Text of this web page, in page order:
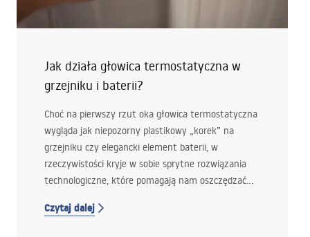
Jak działa głowica termostatyczna w
grzejniku i baterii?
Choć na pierwszy rzut oka głowica termostatyczna
wygląda jak niepozorny plastikowy „korek” na
grzejniku czy elegancki element baterii, w
rzeczywistości kryje w sobie sprytne rozwiązania
technologiczne, które pomagają nam oszczędzać
zastanawiasz się, jak właściwie działa ta mała, a
Czytaj dalej